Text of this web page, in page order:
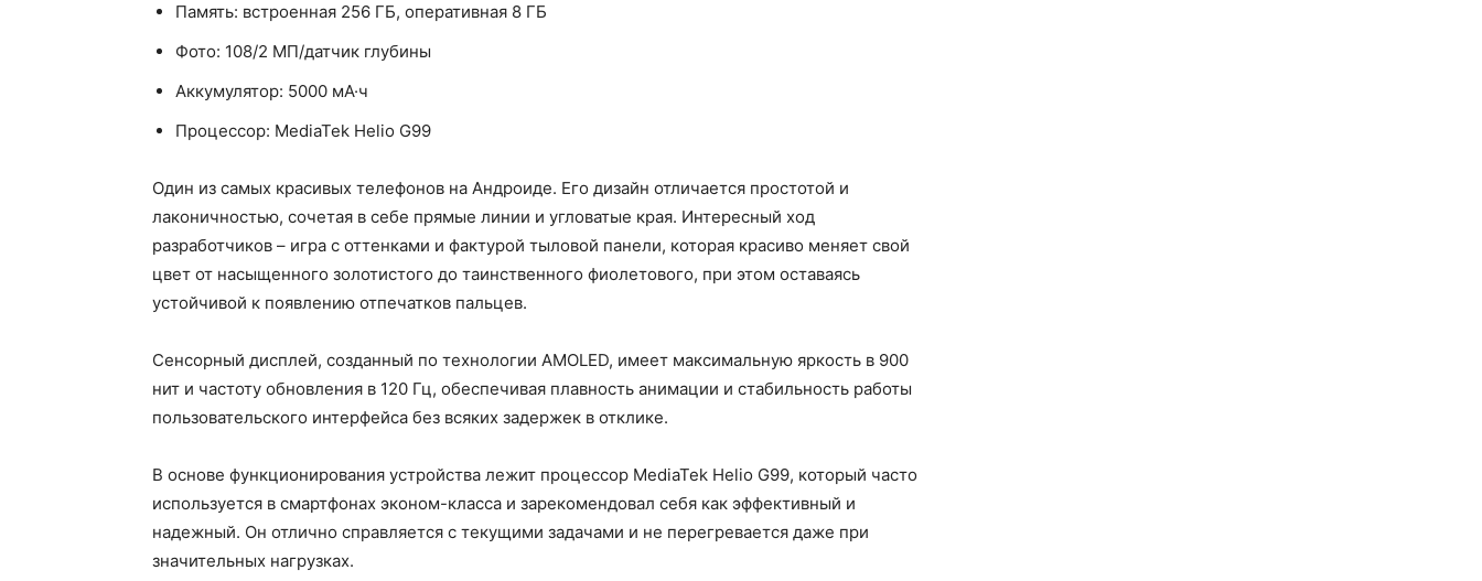
Память: встроенная 256 ГБ, оперативная 8 ГБ
Фото: 108/2 МП/датчик глубины
Аккумулятор: 5000 мА·ч
Процессор: MediaTek Helio G99
Один из самых красивых телефонов на Андроиде. Его дизайн отличается простотой и
лаконичностью, сочетая в себе прямые линии и угловатые края. Интересный ход
разработчиков – игра с оттенками и фактурой тыловой панели, которая красиво меняет свой
цвет от насыщенного золотистого до таинственного фиолетового, при этом оставаясь
устойчивой к появлению отпечатков пальцев.
Сенсорный дисплей, созданный по технологии AMOLED, имеет максимальную яркость в 900
нит и частоту обновления в 120 Гц, обеспечивая плавность анимации и стабильность работы
пользовательского интерфейса без всяких задержек в отклике.
В основе функционирования устройства лежит процессор MediaTek Helio G99, который часто
используется в смартфонах эконом-класса и зарекомендовал себя как эффективный и
надежный. Он отлично справляется с текущими задачами и не перегревается даже при
значительных нагрузках.